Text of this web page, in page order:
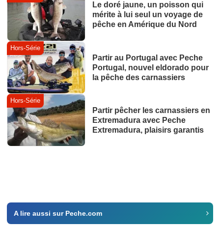
Le doré jaune, un poisson qui
mérite à lui seul un voyage de
pêche en Amérique du Nord
Hors-Série
Partir au Portugal avec Peche
Portugal, nouvel eldorado pour
la pêche des carnassiers
Hors-Série
Partir pêcher les carnassiers en
Extremadura avec Peche
Extremadura, plaisirs garantis
A lire aussi sur Peche.com